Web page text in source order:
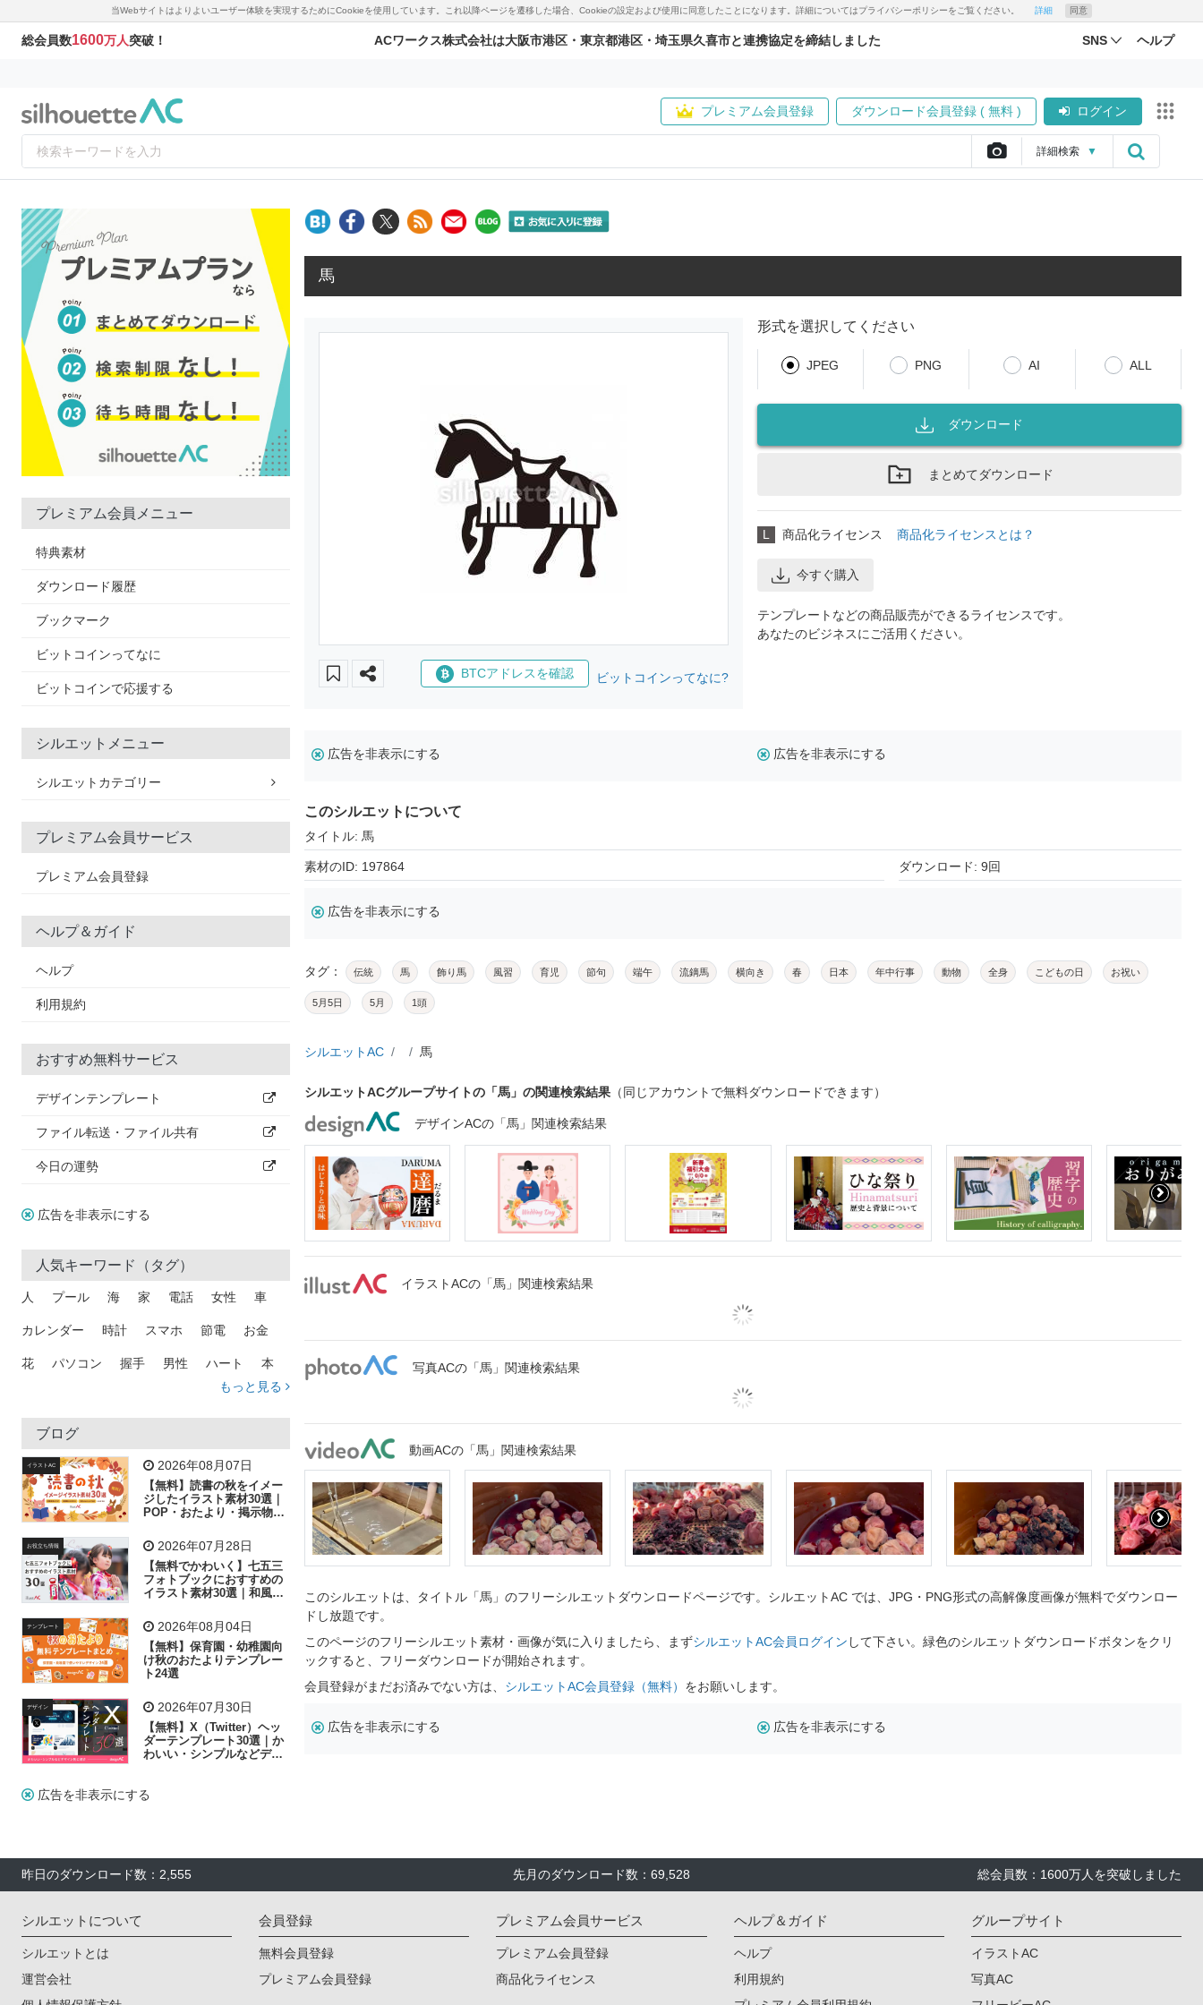
当Webサイトはよりよいユーザー体験を実現するためにCookieを使用しています。これ以降ページを遷移した場合、Cookieの設定および使用に同意したことになります。詳細についてはプライバシーポリシーをご覧ください。 詳細 同意
総会員数1600万人突破！ ACワークス株式会社は大阪市港区・東京都港区・埼玉県久喜市と連携協定を締結しました SNS ヘルプ
プレミアム会員登録 ダウンロード会員登録 ( 無料 ) ログイン
詳細検索 ▼
プレミアム会員メニュー
特典素材
ダウンロード履歴
ブックマーク
ビットコインってなに
ビットコインで応援する
シルエットメニュー
シルエットカテゴリー
プレミアム会員サービス
プレミアム会員登録
ヘルプ＆ガイド
ヘルプ
利用規約
おすすめ無料サービス
デザインテンプレート
ファイル転送・ファイル共有
今日の運勢
広告を非表示にする
人気キーワード（タグ）
人 プール 海 家 電話 女性 車
カレンダー 時計 スマホ 節電 お金
花 パソコン 握手 男性 ハート 本
トラック 木
吹き出し
飛行機 グラフ ビル 魚 家族 書類
歩く 工場 会社 太陽 キラキラ
子供 作業員 葉 相談 ピクトグラム
もっと見る
ブログ
イラストAC 2026年08月07日
【無料】読書の秋をイメー
ジしたイラスト素材30選｜
POP・おたより・掲示物に
お役立ち情報 2026年07月28日
【無料でかわいく】七五三
フォトブックにおすすめの
イラスト素材30選｜和風の
テンプレート 2026年08月04日
【無料】保育園・幼稚園向
け秋のおたよりテンプレー
ト24選
デザイン 2026年07月30日
【無料】X（Twitter）ヘッ
ダーテンプレート30選｜か
わいい・シンプルなどデザ
広告を非表示にする
馬
BTCアドレスを確認 ビットコインってなに?
形式を選択してください
JPEG PNG AI ALL
ダウンロード
まとめてダウンロード
L 商品化ライセンス 商品化ライセンスとは？
今すぐ購入
テンプレートなどの商品販売ができるライセンスです。
あなたのビジネスにご活用ください。
広告を非表示にする 広告を非表示にする
このシルエットについて
タイトル: 馬
素材のID: 197864 ダウンロード: 9回
広告を非表示にする
タグ： 伝統 馬 飾り馬 風習 育児 節句 端午 流鏑馬 横向き 春 日本 年中行事 動物 全身 こどもの日 お祝い
5月5日 5月 1頭
シルエットAC 馬
シルエットACグループサイトの「馬」の関連検索結果 （同じアカウントで無料ダウンロードできます）
デザインACの「馬」関連検索結果
イラストACの「馬」関連検索結果
写真ACの「馬」関連検索結果
動画ACの「馬」関連検索結果
このシルエットは、タイトル「馬」のフリーシルエットダウンロードページです。シルエットAC では、JPG・PNG形式の高解像度画像が無料でダウンロー
ドし放題です。
このページのフリーシルエット素材・画像が気に入りましたら、まずシルエットAC会員ログイン して下さい。緑色のシルエットダウンロードボタンをクリ
ックすると、フリーダウンロードが開始されます。
会員登録がまだお済みでない方は、 シルエットAC会員登録（無料） をお願いします。
広告を非表示にする 広告を非表示にする
昨日のダウンロード数：2,555 先月のダウンロード数：69,528 総会員数：1600万人を突破しました
シルエットについて
シルエットとは
運営会社
会員登録
無料会員登録
プレミアム会員登録
プレミアム会員サービス
プレミアム会員登録
商品化ライセンス
ヘルプ＆ガイド
ヘルプ
利用規約
グループサイト
イラストAC
写真AC